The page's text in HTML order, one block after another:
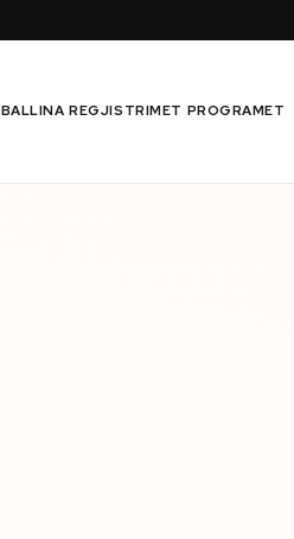
BALLINA REGJISTRIMET PROGRAMET